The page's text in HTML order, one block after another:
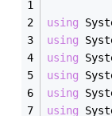
using
using
using
using
using
using